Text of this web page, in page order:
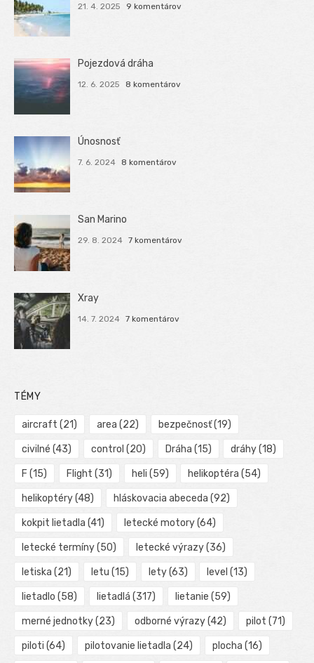
21. 4. 2025 9 komentárov
Pojezdová dráha
12. 6. 2025 8 komentárov
Únosnosť
7. 6. 2024 8 komentárov
San Marino
29. 8. 2024 7 komentárov
Xray
14. 7. 2024 7 komentárov
TÉMY
aircraft (21) area (22) bezpečnosť(19)
civilné (43) control (20) Dráha (15) dráhy(18)
F (15) Flight (31) heli (59) helikoptéra (54)
helikoptéry(48) hláskovacia abeceda (92)
kokpit lietadla (41) letecké motory(64)
letecké termíny(50) letecké výrazy(36)
letiska (21) letu (15) lety(63) level (13)
lietadlo (58) lietadlá (317) lietanie (59)
merné jednotky(23) odborné výrazy(42) pilot (71)
piloti (64) pilotovanie lietadla (24) plocha (16)